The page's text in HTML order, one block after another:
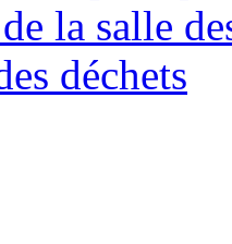
la salle
déchets